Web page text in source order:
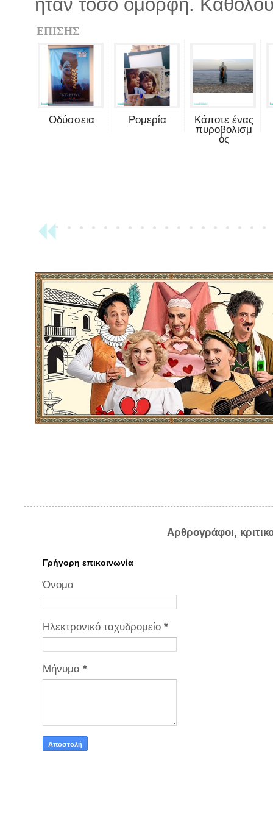
ήταν τόσο όμορφη.
ΕΠΙΣΗΣ
Οδύσσεια Ρομερία
Κάποτε ένας
πυροβολισμ
ός
Αρθρογράφοι,
Γρήγορη επικοινωνία
Όνομα
Ηλεκτρονικό ταχυδρομείο *
Μήνυμα *